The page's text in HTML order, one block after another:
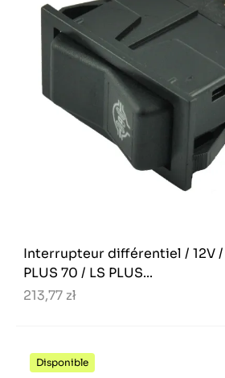
Interrupteur différentiel / 12V /
PLUS 70 / LS PLUS...
213,77 zł
Disponible